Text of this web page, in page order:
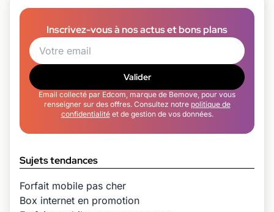
Inscrivez-vous à nos actus et bons plans
Valider
Email collecté par Edcom, marque de Bemove, pour vous
renseigner sur des offres. Consultez notre politique de
confidentialitéet de gestion de vos données.
Sujets tendances
Forfait mobile pas cher
Box internet en promotion